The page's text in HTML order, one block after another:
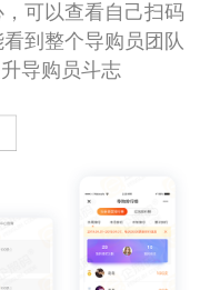
可以查看自己扫码
到整个导购员团队
导购员斗志